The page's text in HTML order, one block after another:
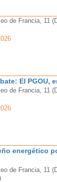
de Francia, 11
El PGOU,
de Francia, 11
energético
de Francia, 11